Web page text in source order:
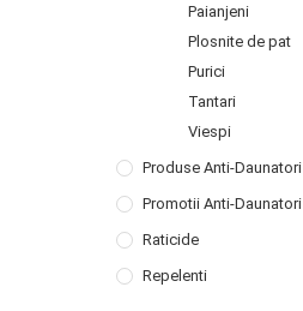
Paianjeni
Plosnite de pat
Purici
Tantari
Viespi
Produse Anti-Daunatori
Promotii Anti-Daunatori
Raticide
Repelenti